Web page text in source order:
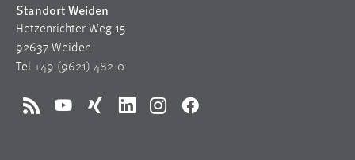
Standort Weiden
Hetzenrichter Weg 15
92637 Weiden
Tel +49 (9621) 482-0
RSS YouTubeXing LinkedInInstagramFacebook
Diese Informationen helfen uns zu verstehen, wie
unsere Besucher unsere Website nutzen.
Matomo
Name:
_pk_ref, _pk_cvar, _pk_id, _pk_ses